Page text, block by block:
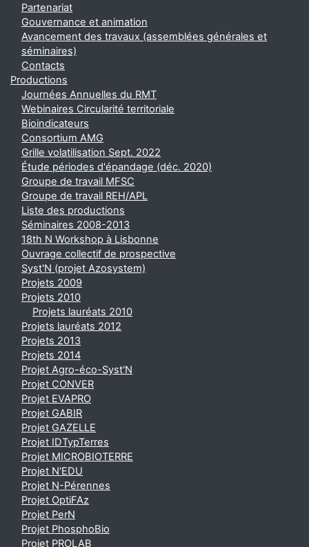
Partenariat
Gouvernance et animation
Avancement des travaux (assemblées générales et
séminaires)
Contacts
Productions
Journées Annuelles du RMT
Webinaires Circularité territoriale
Bioindicateurs
Consortium AMG
Grille volatilisation Sept. 2022
Étude périodes d'épandage (déc. 2020)
Groupe de travail MFSC
Groupe de travail REH/APL
Liste des productions
Séminaires 2008-2013
18th N Workshop à Lisbonne
Ouvrage collectif de prospective
Syst'N (projet Azosystem)
Projets 2009
Projets 2010
Projets lauréats 2010
Projets lauréats 2012
Projets 2013
Projets 2014
Projet Agro-éco-Syst'N
Projet CONVER
Projet EVAPRO
Projet GABIR
Projet GAZELLE
Projet IDTypTerres
Projet MICROBIOTERRE
Projet N'EDU
Projet N-Pérennes
Projet OptiFAz
Projet PerN
Projet PhosphoBio
Projet PROLAB